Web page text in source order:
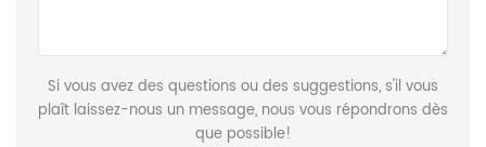
Si vous avez des questions ou des suggestions, s'il vous
plaît laissez-nous un message, nous vous répondrons dès
que possible!